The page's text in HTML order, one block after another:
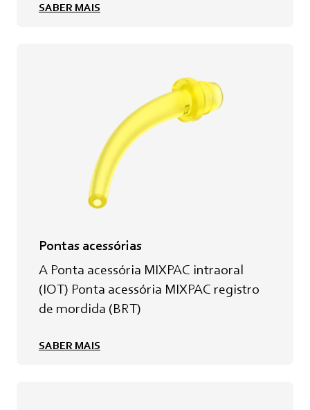
SABER MAIS
Pontas acessórias
A Ponta acessória MIXPAC intraoral
(IOT) Ponta acessória MIXPAC registro
de mordida (BRT)
SABER MAIS